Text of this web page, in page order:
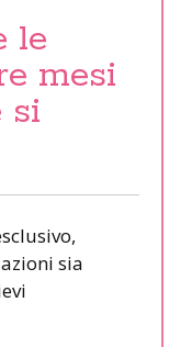
le
mesi
si
sia